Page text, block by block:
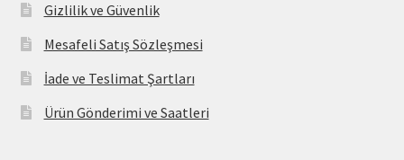
Gizlilik ve Güvenlik
Mesafeli Satış Sözleşmesi
İade ve Teslimat Şartları
Ürün Gönderimi ve Saatleri